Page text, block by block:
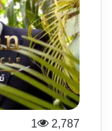
1 2,787